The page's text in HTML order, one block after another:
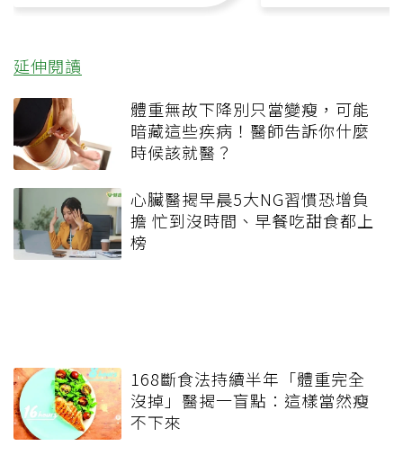
延伸閱讀
體重無故下降別只當變瘦，可能
暗藏這些疾病！醫師告訴你什麼
時候該就醫？
心臟醫揭早晨5大NG習慣恐增負
擔 忙到沒時間、早餐吃甜食都上
榜
168斷食法持續半年「體重完全
沒掉」醫揭一盲點：這樣當然瘦
不下來